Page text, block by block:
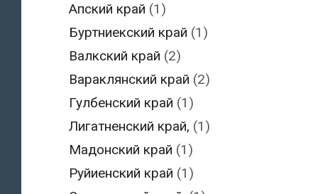
Апский край (1)
Буртниекский край (1)
Валкский край (2)
Вараклянский край (2)
Гулбенский край (1)
Лигатненский край, (1)
Мадонский край (1)
Руйиенский край (1)